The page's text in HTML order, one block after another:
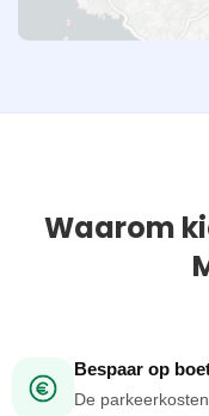
Waarom
Bespaar op
De